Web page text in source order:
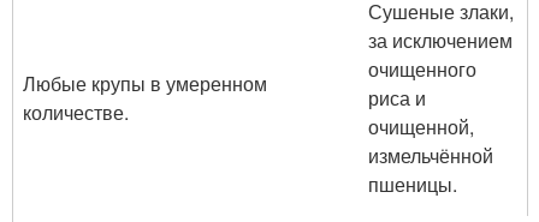
Любые крупы в умеренном
количестве.
Сушеные злаки,
за исключением
очищенного
риса и
очищенной,
измельчённой
пшеницы.